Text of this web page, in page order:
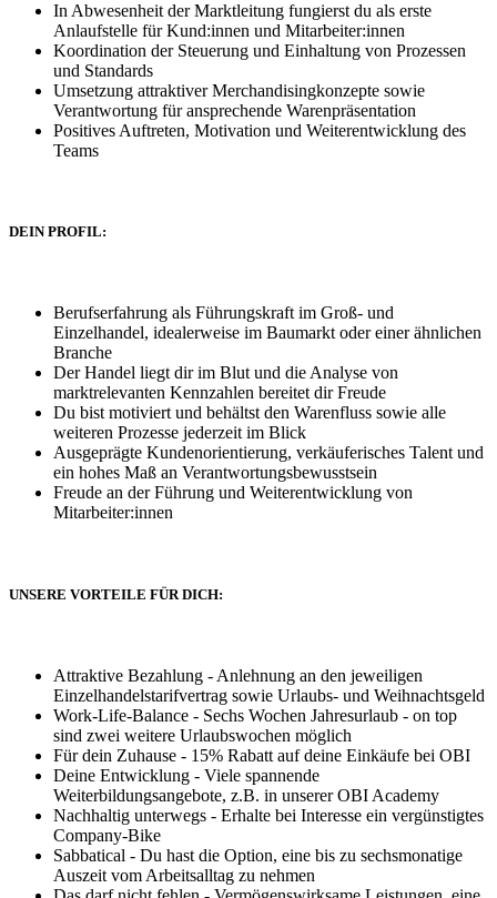
In Abwesenheit der Marktleitung fungierst du als erste
Anlaufstelle für Kund:innen und Mitarbeiter:innen
Koordination der Steuerung und Einhaltung von Prozessen
und Standards
Umsetzung attraktiver Merchandisingkonzepte sowie
Verantwortung für ansprechende Warenpräsentation
Positives Auftreten, Motivation und Weiterentwicklung des
Teams
DEIN PROFIL:
Berufserfahrung als Führungskraft im Groß- und
Einzelhandel, idealerweise im Baumarkt oder einer ähnlichen
Branche
Der Handel liegt dir im Blut und die Analyse von
marktrelevanten Kennzahlen bereitet dir Freude
Du bist motiviert und behältst den Warenfluss sowie alle
weiteren Prozesse jederzeit im Blick
Ausgeprägte Kundenorientierung, verkäuferisches Talent und
ein hohes Maß an Verantwortungsbewusstsein
Freude an der Führung und Weiterentwicklung von
Mitarbeiter:innen
UNSERE VORTEILE FÜR DICH:
Attraktive Bezahlung - Anlehnung an den jeweiligen
Einzelhandelstarifvertrag sowie Urlaubs- und Weihnachtsgeld
Work-Life-Balance - Sechs Wochen Jahresurlaub - on top
sind zwei weitere Urlaubswochen möglich
Für dein Zuhause - 15% Rabatt auf deine Einkäufe bei OBI
Deine Entwicklung - Viele spannende
Weiterbildungsangebote, z.B. in unserer OBI Academy
Nachhaltig unterwegs - Erhalte bei Interesse ein vergünstigtes
Company-Bike
Sabbatical - Du hast die Option, eine bis zu sechsmonatige
Auszeit vom Arbeitsalltag zu nehmen